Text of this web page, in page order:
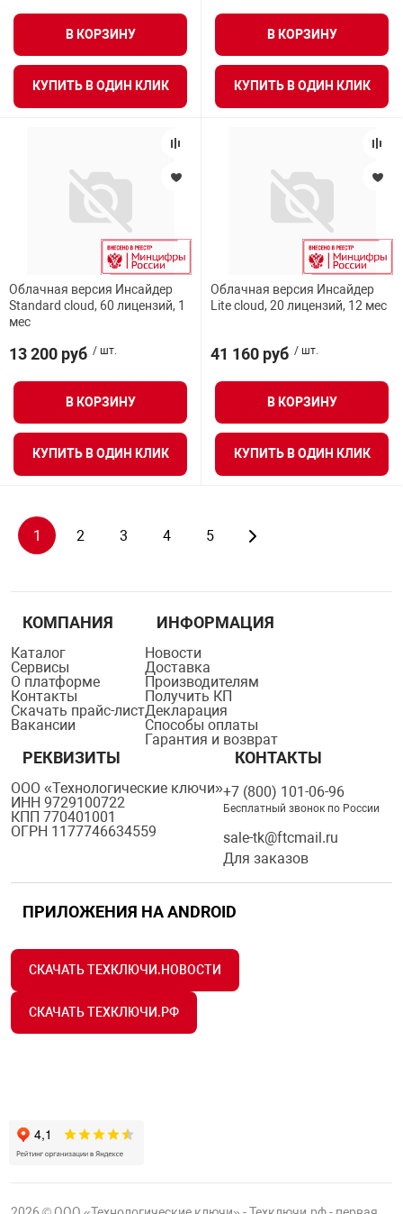
В КОРЗИНУ
КУПИТЬ В ОДИН КЛИК
В КОРЗИНУ
КУПИТЬ В ОДИН КЛИК
Облачная версия Инсайдер
Standard cloud, 60 лицензий, 1
мес
13 200 руб / шт.
В КОРЗИНУ
КУПИТЬ В ОДИН КЛИК
Облачная версия Инсайдер
Lite cloud, 20 лицензий, 12 мес
41 160 руб / шт.
В КОРЗИНУ
КУПИТЬ В ОДИН КЛИК
1 2 3 4 5
КОМПАНИЯ
Каталог
Сервисы
О платформе
Контакты
Скачать прайс-лист
Вакансии
ИНФОРМАЦИЯ
Новости
Доставка
Производителям
Получить КП
Декларация
Способы оплаты
Гарантия и возврат
РЕКВИЗИТЫ
ООО «Технологические ключи»
ИНН 9729100722
КПП 770401001
ОГРН 1177746634559
КОНТАКТЫ
+7 (800) 101-06-96
Бесплатный звонок по России
sale-tk@ftcmail.ru
Для заказов
ПРИЛОЖЕНИЯ НА ANDROID
СКАЧАТЬ ТЕХКЛЮЧИ.НОВОСТИ
СКАЧАТЬ ТЕХКЛЮЧИ.РФ